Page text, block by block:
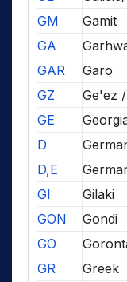
GM
Gamit
GA
GAR
Garo
GZ
Ge'ez
GE
D
D,E
GI
Gilaki
GON
Gondi
GO
GR
Greek